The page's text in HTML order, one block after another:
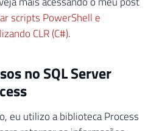
scripts PowerShell e
CLR (C#).
no SQL Server
eu utilizo a biblioteca Process